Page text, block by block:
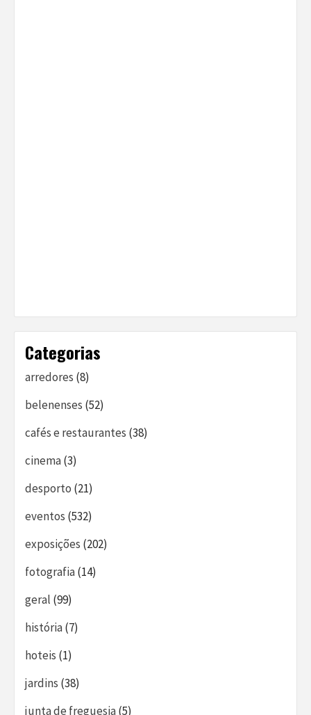
Categorias
arredores (8)
belenenses (52)
cafés e restaurantes (38)
cinema(3)
desporto (21)
eventos (532)
exposições (202)
fotografia(14)
geral (99)
história(7)
hoteis (1)
jardins (38)
junta de freguesia(5)